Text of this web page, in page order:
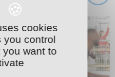
cookies
you control
you want to